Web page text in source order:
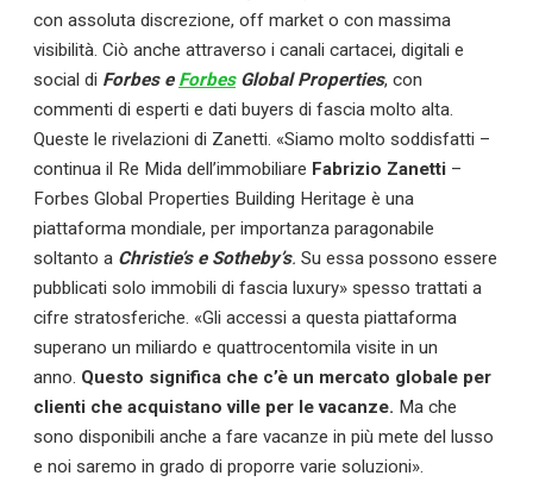
Calciomercato
con assoluta discrezione, off market o con massima
visibilità. Ciò anche attraverso i canali cartacei, digitali e
social di Forbes e ForbesGlobal Properties, con
commenti di esperti e dati buyers di fascia molto alta.
Queste le rivelazioni di Zanetti. «Siamo molto soddisfatti –
continua il Re Mida dell’immobiliare Fabrizio Zanetti –
Forbes Global Properties Building Heritage è una
piattaforma mondiale, per importanza paragonabile
soltanto a Christie’s e Sotheby’s. Su essa possono essere
pubblicati solo immobili di fascia luxury» spesso trattati a
cifre stratosferiche. «Gli accessi a questa piattaforma
superano un miliardo e quattrocentomila visite in un
anno. Questo significa che c’è un mercato globale per
clienti che acquistano ville per le vacanze. Ma che
sono disponibili anche a fare vacanze in più mete del lusso
e noi saremo in grado di proporre varie soluzioni».